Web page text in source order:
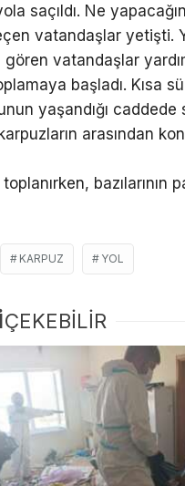
saçıldı. Ne
vatandaşlar yetişti.
gören vatandaşlar
başladı. Kısa
yaşandığı caddede
arasından
bazılarının
KARPUZ YOL
ÇEKEBİLİR